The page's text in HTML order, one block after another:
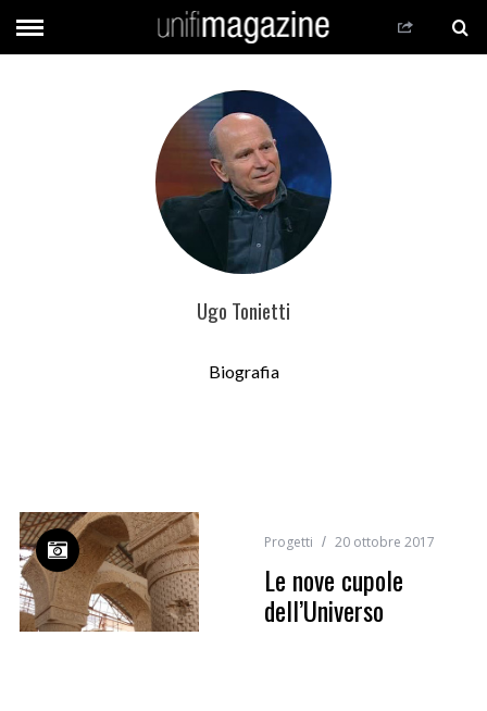
Ugo Tonietti
Biografia
Progetti 20 ottobre 2017
Le nove cupole
dell’Universo